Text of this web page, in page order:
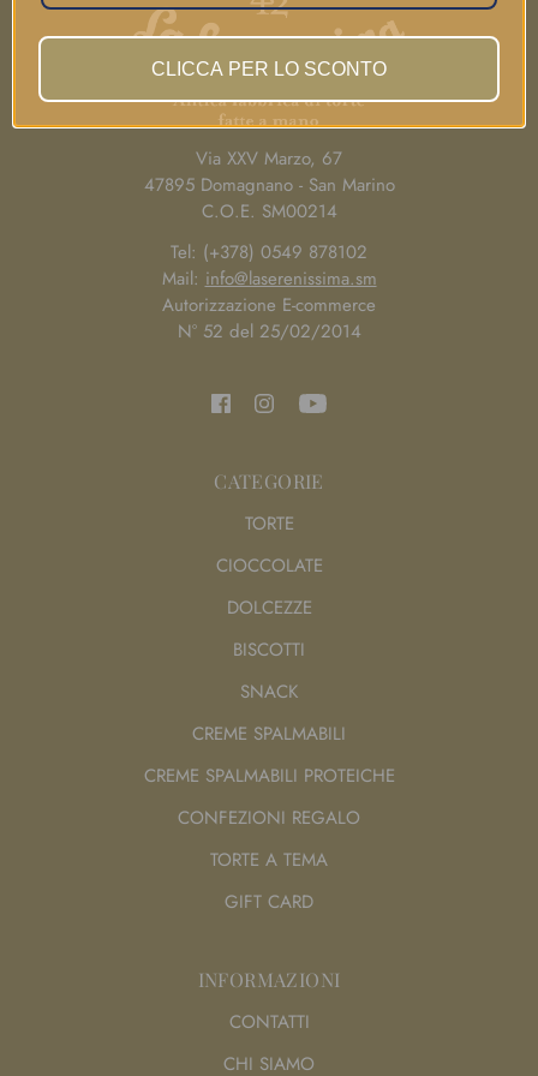
Via XXV Marzo, 67
47895 Domagnano - San Marino
C.O.E. SM00214
Tel: (+378) 0549 878102
Mail: info@laserenissima.sm
Autorizzazione E-commerce
N° 52 del 25/02/2014
CATEGORIE
TORTE
CIOCCOLATE
DOLCEZZE
BISCOTTI
SNACK
CREME SPALMABILI
CREME SPALMABILI PROTEICHE
CONFEZIONI REGALO
TORTE A TEMA
GIFT CARD
INFORMAZIONI
CONTATTI
CHI SIAMO
CLICCA PER LO SCONTO